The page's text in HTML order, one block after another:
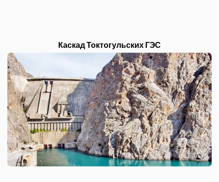
Каскад Токтогульских ГЭС